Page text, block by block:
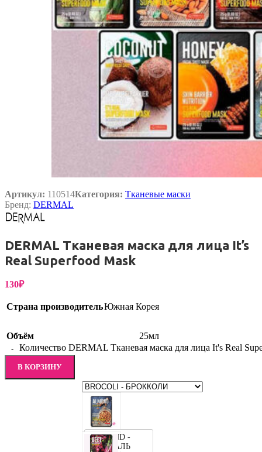
Артикул: 110514Категория: Тканевые маски
Бренд: DERMAL
DERMAL Тканевая маска для лица It’s
Real Superfood Mask
130₽
Страна производительЮжная Корея
Объём
25мл
Количество DERMAL Тканевая маска для лица It's Real
В КОРЗИНУ
ALMOND -
МИНДАЛЬ